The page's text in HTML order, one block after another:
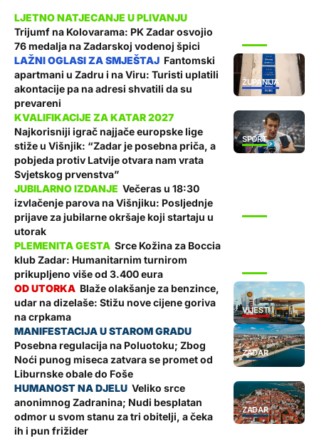
Trijumf na Kolovarama: PK Zadar osvojio
76 medalja na Zadarskoj vodenoj špici
ŽUPANIJA
Fantomski
apartmani u Zadru i na Viru: Turisti uplatili
akontacije pa na adresi shvatili da su
prevareni
SPORT
Najkorisniji igrač najjače europske lige
stiže u Višnjik: “Zadar je posebna priča, a
pobjeda protiv Latvije otvara nam vrata
Svjetskog prvenstva”
Večeras u 18:30
izvlačenje parova na Višnjiku: Posljednje
prijave za jubilarne okršaje koji startaju u
utorak
Srce Kožina za Boccia
klub Zadar: Humanitarnim turnirom
prikupljeno više od 3.400 eura
VIJESTI
Blaže olakšanje za benzince,
udar na dizelaše: Stižu nove cijene goriva
na crpkama
ZADAR
Posebna regulacija na Poluotoku; Zbog
Noći punog miseca zatvara se promet od
Liburnske obale do Foše
ZADAR
Veliko srce
anonimnog Zadranina; Nudi besplatan
odmor u svom stanu za tri obitelji, a čeka
ih i pun frižider